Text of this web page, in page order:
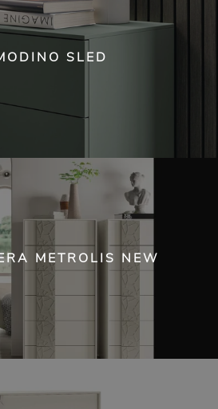
SLED
METROLIS NEW